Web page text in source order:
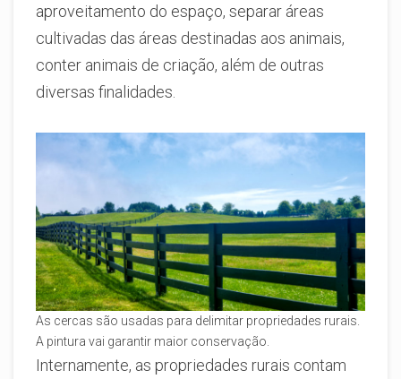
aproveitamento do espaço, separar áreas
cultivadas das áreas destinadas aos animais,
conter animais de criação, além de outras
diversas finalidades.
As cercas são usadas para delimitar propriedades rurais.
A pintura vai garantir maior conservação.
Internamente, as propriedades rurais contam